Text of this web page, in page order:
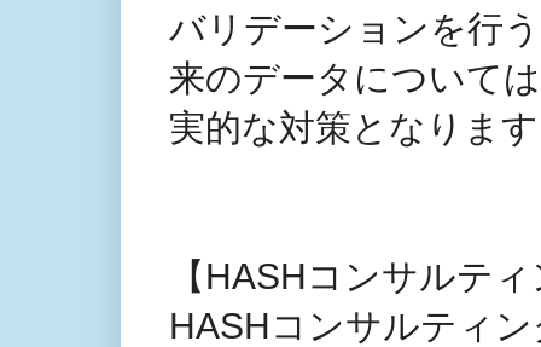
バリデーションを行
来のデータについて
実的な対策となりま
【HASHコンサルテ
HASHコンサルティ